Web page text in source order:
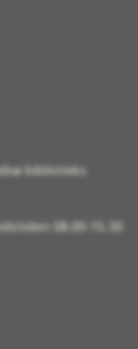
biblioteks
08.00-15.30